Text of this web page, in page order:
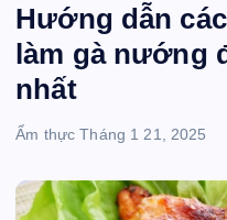
Hướng dẫn
làm gà nướng
nhất
Ẩm thực Tháng 1 21, 2025